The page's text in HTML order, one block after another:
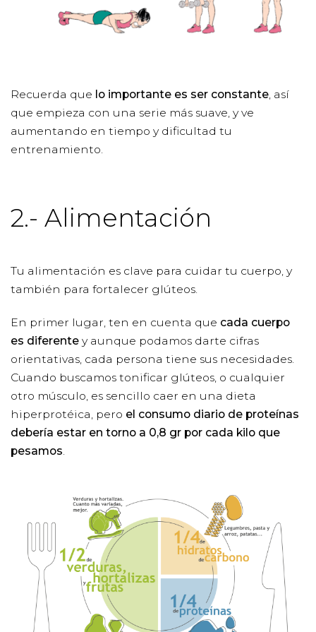
Recuerda que lo importante es ser constante, así
que empieza con una serie más suave, y ve
aumentando en tiempo y dificultad tu
entrenamiento.
2.- Alimentación
Tu alimentación es clave para cuidar tu cuerpo, y
también para fortalecer glúteos.
En primer lugar, ten en cuenta que cada cuerpo
es diferente y aunque podamos darte cifras
orientativas, cada persona tiene sus necesidades.
Cuando buscamos tonificar glúteos, o cualquier
otro músculo, es sencillo caer en una dieta
hiperprotéica, pero el consumo diario de proteínas
debería estar en torno a 0,8 gr por cada kilo que
pesamos.